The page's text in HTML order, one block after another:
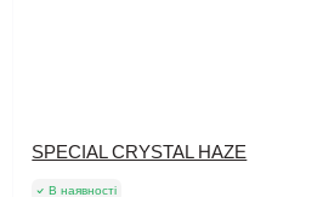
SPECIAL CRYSTAL HAZE
В наявності